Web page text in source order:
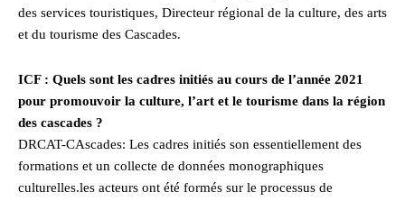
des services touristiques, Directeur régional de la culture, des arts
et du tourisme des Cascades.
ICF : Quels sont les cadres initiés au cours de l’année 2021
pour promouvoir la culture, l’art et le tourisme dans la région
des cascades ?
DRCAT-CAscades: Les cadres initiés son essentiellement des
formations et un collecte de données monographiques
culturelles.les acteurs ont été formés sur le processus de